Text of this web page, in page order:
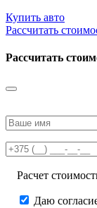
Купить авто
Рассчитать
Рассчитать
leave
field
Расчет
Даю